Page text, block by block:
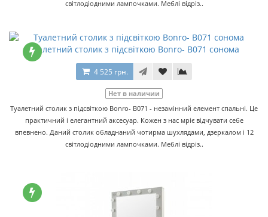
світлодіодними лампочками. Меблі відріз..
Туалетний столик з підсвіткою Bonro- B071 сонома
4 525 грн.
Нет в наличии
Туалетний столик з підсвіткою Bonro- B071 - незамінний елемент спальні. Це
практичний і елегантний аксесуар. Кожен з нас мріє відчувати себе
впевнено. Даний столик обладнаний чотирма шухлядами, дзеркалом і 12
світлодіодними лампочками. Меблі відріз..